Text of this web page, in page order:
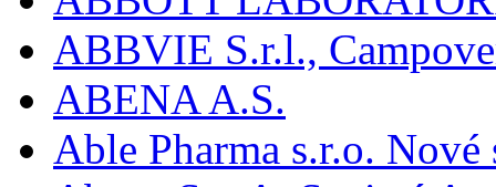
ABBVIE S.r.l.,
ABENA A.S.
Able Pharma s.r.o.